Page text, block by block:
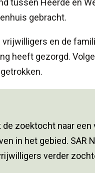
tussen Heerde en
gebracht.
en de
heeft gezorgd.
de zoektocht naar
in het gebied. SAR
verder